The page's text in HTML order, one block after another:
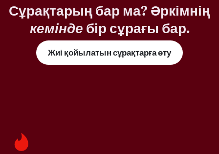
Сұрақтарың бар ма? Әркімнің
кемінде бір сұрағы бар.
Жиі қойылатын сұрақтарға өту